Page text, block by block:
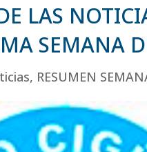
LAS
SEMANA
, RESUMEN